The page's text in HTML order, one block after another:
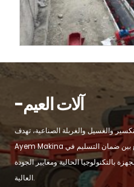
-آلات العيم
والغسيل والغربلة الصناعية، تهدف
Ayem Makina إلى إضافة قيمة لعملائها من خلال الجمع بين ضمان التسليم في
بالتكنولوجيا الحالية ومعايير الجودة
العالية.